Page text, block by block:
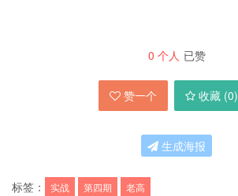
0 个人 已赞
赞一个 收藏 (0)
生成海报
标签： 实战 第四期 老高